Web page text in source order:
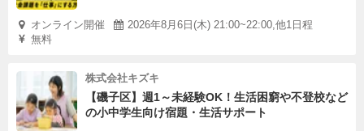
オンライン開催
2026年8月6日(木) 21:00~22:00,他1日程
無料
株式会社キズキ
【磯子区】週1～未経験OK！生活困窮や不登校など
の小中学生向け宿題・生活サポート